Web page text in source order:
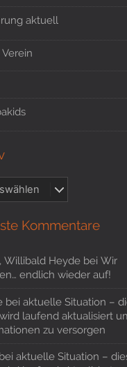
aktuell
Kommentare
Willibald Heydebei Wir
endlich wieder auf!
bei aktuelle Situation –
laufend aktualisiert
zu versorgen
bei aktuelle Situation –